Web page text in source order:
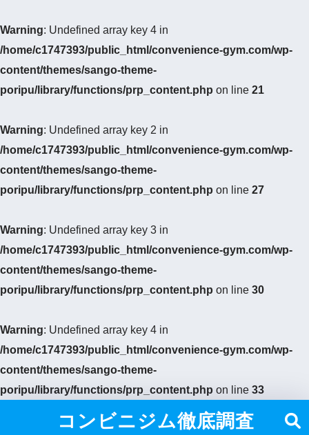
Warning: Undefined array key 4 in
/home/c1747393/public_html/convenience-gym.com/wp-
content/themes/sango-theme-
poripu/library/functions/prp_content.php on line 21
Warning: Undefined array key 2 in
/home/c1747393/public_html/convenience-gym.com/wp-
content/themes/sango-theme-
poripu/library/functions/prp_content.php on line 27
Warning: Undefined array key 3 in
/home/c1747393/public_html/convenience-gym.com/wp-
content/themes/sango-theme-
poripu/library/functions/prp_content.php on line 30
Warning: Undefined array key 4 in
/home/c1747393/public_html/convenience-gym.com/wp-
content/themes/sango-theme-
poripu/library/functions/prp_content.php on line 33
コンビニジム徹底調査